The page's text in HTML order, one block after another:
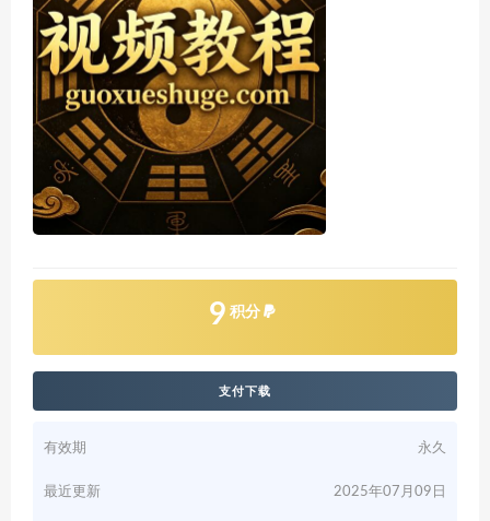
9 积分
支付下载
有效期 永久
最近更新 2025年07月09日